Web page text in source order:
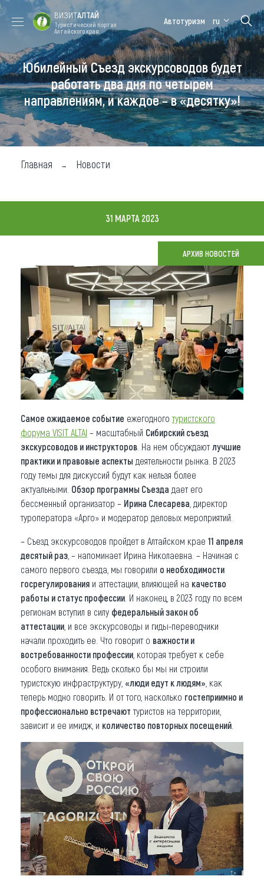
Форум VISIT
ALTAI
Цветение
маральника
Медицинский
форум
Алтайская
зимовка
Туры
Где побывать
Чем заняться
Карта
Что привезти (сувениры)
О регионе
Коллекция впечатлений
Другие рубрики
ВИЗИТАЛТАЙ
Туристический портал
Алтайского края
Автотуризм ru
Юбилейный Съезд экскурсоводов будет
работать два дня по четырем
направлениям, и каждое – в «десятку»!
Главная Новости
31 МАРТА 2023
АРХИВ НОВОСТЕЙ
Самое ожидаемое событие ежегодного туристского
форума VISIT ALTAI – масштабный Сибирский съезд
экскурсоводов и инструкторов . На нем обсуждают лучшие
практики и правовые аспекты деятельности рынка. В 2023
году темы для дискуссий будут как нельзя более
актуальными. Обзор программы Съезда дает его
бессменный организатор – Ирина Слесарева , директор
туроператора «Арго» и модератор деловых мероприятий.
– Съезд экскурсоводов пройдет в Алтайском крае 11 апреля
десятый раз , – напоминает Ирина Николаевна. – Начиная с
самого первого съезда, мы говорили о необходимости
госрегулирования и аттестации, влияющей на качество
работы и статус профессии . И наконец, в 2023 году по всем
регионам вступил в силу федеральный закон об
аттестации , и все экскурсоводы и гиды-переводчики
начали проходить ее. Что говорит о важности и
востребованности профессии , которая требует к себе
особого внимания. Ведь сколько бы мы ни строили
туристскую инфраструктуру, «люди едут к людям» , как
теперь модно говорить. И от того, насколько гостеприимно и
профессионально встречают туристов на территории,
зависит и ее имидж, и количество повторных посещений